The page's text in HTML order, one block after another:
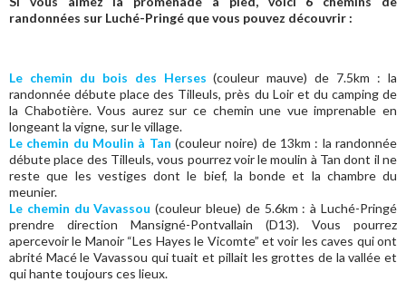
randonnées sur Luché-Pringé que vous pouvez découvrir :
Le chemin du bois des Herses (couleur mauve) de 7.5km : la
randonnée débute place des Tilleuls, près du Loir et du camping de
la Chabotière. Vous aurez sur ce chemin une vue imprenable en
longeant la vigne, sur le village.
Le chemin du Moulin à Tan (couleur noire) de 13km : la randonnée
débute place des Tilleuls, vous pourrez voir le moulin à Tan dont il ne
reste que les vestiges dont le bief, la bonde et la chambre du
meunier.
Le chemin du Vavassou (couleur bleue) de 5.6km : à Luché-Pringé
prendre direction Mansigné-Pontvallain (D13). Vous pourrez
apercevoir le Manoir “Les Hayes le Vicomte” et voir les caves qui ont
abrité Macé le Vavassou qui tuait et pillait les grottes de la vallée et
qui hante toujours ces lieux.